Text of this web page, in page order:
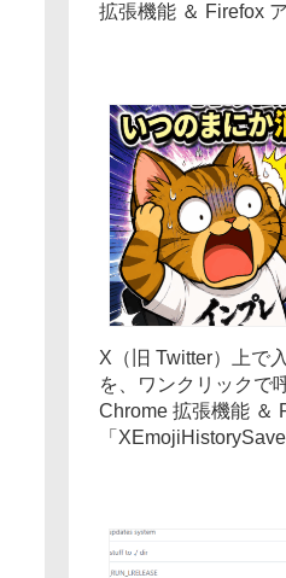
拡張機能 ＆ Firefox
X（旧 Twitter）上で
を、ワンクリックで
Chrome 拡張機能 ＆
「